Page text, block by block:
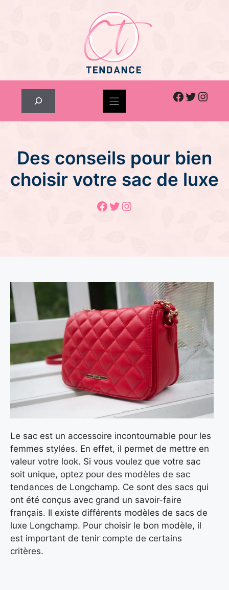
Facebook
Twitter
Des conseils pour bien
choisir votre sac de luxe
Facebook
Twitter
Instagram
Le sac est un accessoire incontournable pour les
femmes stylées. En effet, il permet de mettre en
valeur votre look. Si vous voulez que votre sac
soit unique, optez pour des modèles de sac
tendances de Longchamp. Ce sont des sacs qui
ont été conçus avec grand un savoir-faire
français. Il existe différents modèles de sacs de
luxe Longchamp. Pour choisir le bon modèle, il
est important de tenir compte de certains
critères.